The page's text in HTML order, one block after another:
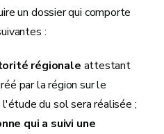
un dossier qui comporte
:
régionale attestant
par la région sur le
du sol sera réalisée ;
qui a suivi une